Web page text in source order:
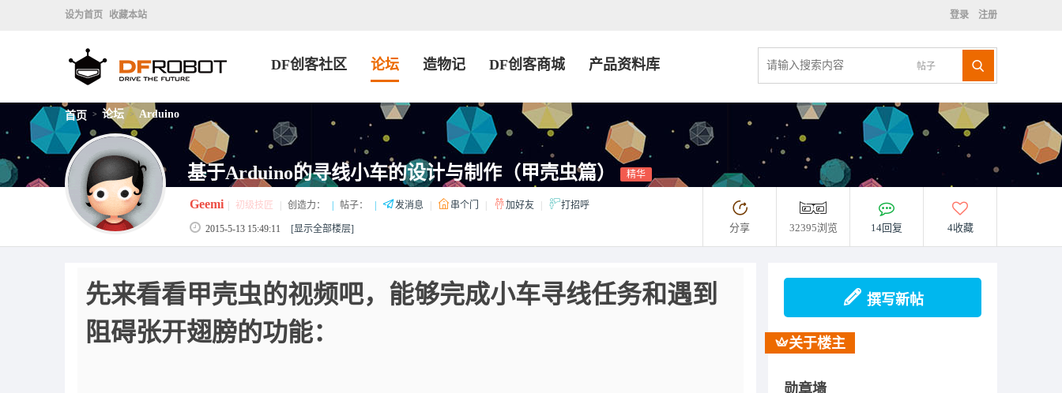
设为首页 收藏本站 登录 注册
帖子
DF创客社区 论坛 造物记 DF创客商城 产品资料库
首页 > 论坛 > Arduino
基于Arduino的寻线小车的设计与制作（甲壳虫篇） 精华
Geemi 初级技匠 创造力： 帖子： 发消息 串个门 加好友 打招呼
2015-5-13 15:49:11 [显示全部楼层] 分享 32395浏览 14回复 4收藏
先来看看甲壳虫的视频吧，能够完成小车寻线任务和遇到
阻碍张开翅膀的功能：
撰写新帖
关于楼主
勋章墙